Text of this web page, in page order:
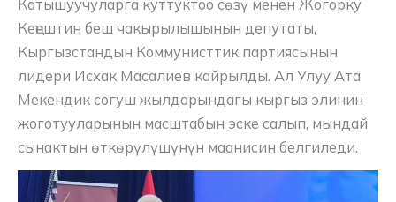
Катышуучуларга куттуктоо сөзү менен Жогорку
Кеңештин беш чакырылышынын депутаты,
Кыргызстандын Коммунисттик партиясынын
лидери Исхак Масалиев кайрылды. Ал Улуу Ата
Мекендик согуш жылдарындагы кыргыз элинин
жоготууларынын масштабын эске салып, мындай
сынактын өткөрүлүшүнүн маанисин белгиледи.